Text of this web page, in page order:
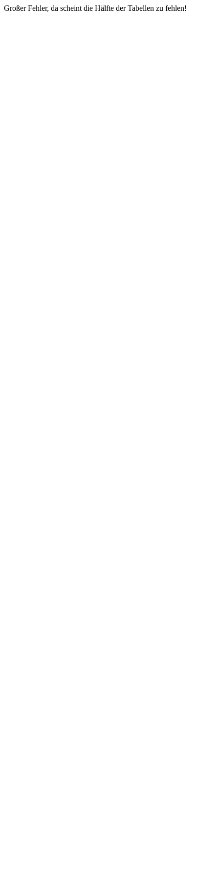
Großer Fehler, da scheint die Hälfte der Tabellen zu fehlen!